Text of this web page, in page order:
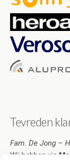
Tevreden
Fam. De Jong –
Wij hebben via